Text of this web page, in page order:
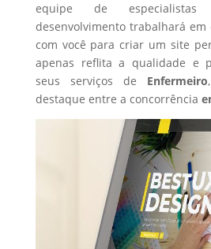
equipe de
desenvolvimento trabalhará em
com você para criar um site
apenas reflita a qualidade e
seus serviços de Enfermeiro
destaque entre a concorrência